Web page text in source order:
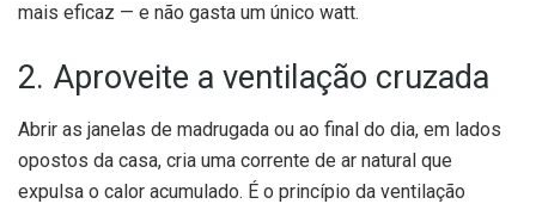
mais eficaz — e não gasta um único watt.
2. Aproveite a ventilação cruzada
Abrir as janelas de madrugada ou ao final do dia, em lados
opostos da casa, cria uma corrente de ar natural que
expulsa o calor acumulado. É o princípio da ventilação